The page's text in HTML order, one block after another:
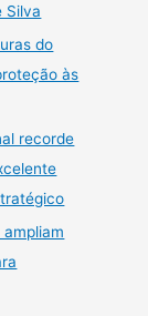
Silva
do
às
recorde
ampliam